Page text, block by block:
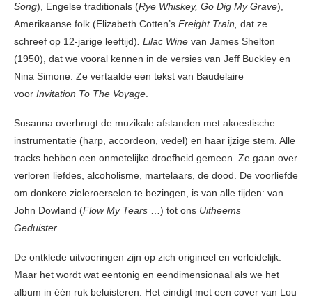
Song), Engelse traditionals (Rye Whiskey, Go Dig My Grave),
Amerikaanse folk (Elizabeth Cotten’s Freight Train, dat ze
schreef op 12-jarige leeftijd). Lilac Wine van James Shelton
(1950), dat we vooral kennen in de versies van Jeff Buckley en
Nina Simone. Ze vertaalde een tekst van Baudelaire
voor Invitation To The Voyage.
Susanna overbrugt de muzikale afstanden met akoestische
instrumentatie (harp, accordeon, vedel) en haar ijzige stem. Alle
tracks hebben een onmetelijke droefheid gemeen. Ze gaan over
verloren liefdes, alcoholisme, martelaars, de dood. De voorliefde
om donkere zieleroerselen te bezingen, is van alle tijden: van
John Dowland (Flow My Tears …) tot ons Uitheems
Geduister …
De ontklede uitvoeringen zijn op zich origineel en verleidelijk.
Maar het wordt wat eentonig en eendimensionaal als we het
album in één ruk beluisteren. Het eindigt met een cover van Lou